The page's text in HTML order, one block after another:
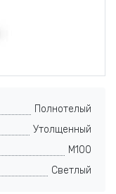
Полнотелый
Утолщенный
M100
Светлый